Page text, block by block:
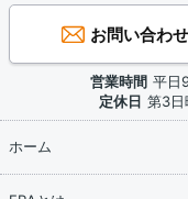
お問い合わせ
営業時間 平日
定休日 第3日
ホーム